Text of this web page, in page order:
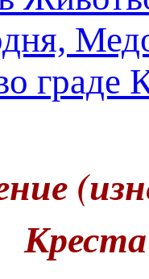
граде